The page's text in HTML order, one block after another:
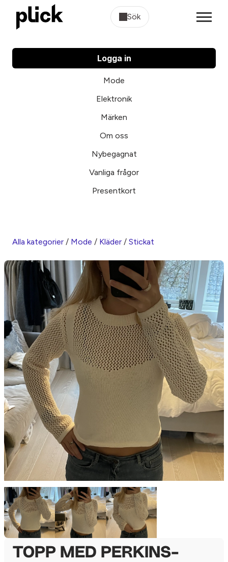
Sök
Logga in
Mode
Elektronik
Märken
Om oss
Nybegagnat
Vanliga frågor
Presentkort
Alla kategorier / Mode / Kläder / Stickat
TOPP MED PERKINS-